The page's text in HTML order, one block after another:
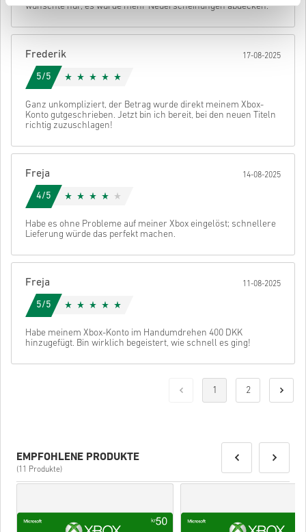
• Wähle deine bevorzugte Zahlungsmethode
Danach erhältst du eine E-Mail mit einem sicheren Link zu deinem
wünschte nur, es würde mehr Neuerscheinungen abdecken.
Frederik 17-08-2025
5/5
Ganz unkompliziert, der Betrag wurde direkt meinem Xbox-
Konto gutgeschrieben. Jetzt bin ich bereit, bei den neuen Titeln
richtig zuzuschlagen!
Freja 14-08-2025
4/5
Habe es ohne Probleme auf meiner Xbox eingelöst; schnellere
Lieferung würde das perfekt machen.
Freja 11-08-2025
5/5
Habe meinem Xbox-Konto im Handumdrehen 400 DKK
hinzugefügt. Bin wirklich begeistert, wie schnell es ging!
1 2
EMPFOHLENE PRODUKTE
(11 Produkte)